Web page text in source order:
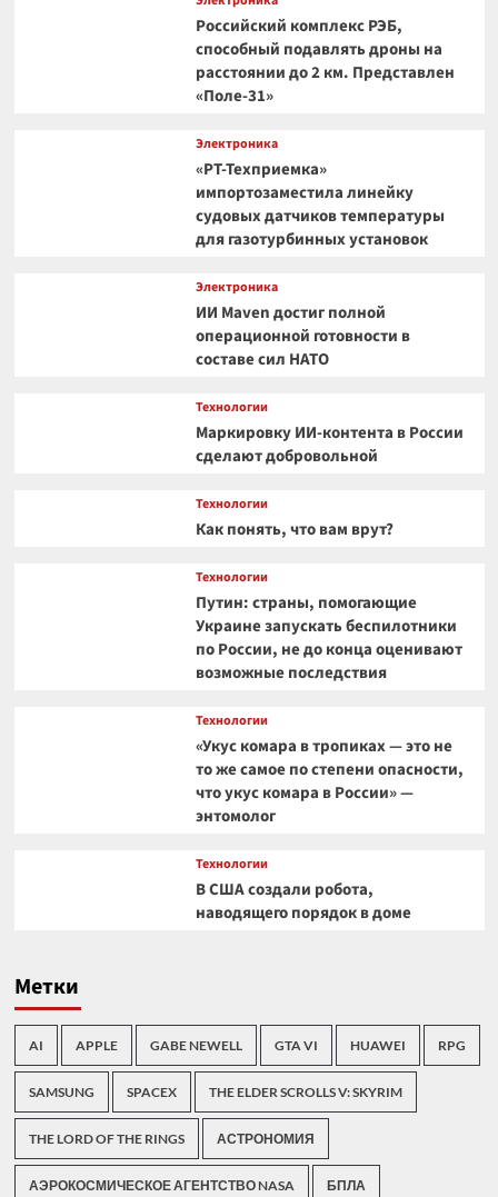
Российский комплекс РЭБ,
способный подавлять дроны на
расстоянии до 2 км. Представлен
«Поле-31»
Электроника
«РТ-Техприемка»
импортозаместила линейку
судовых датчиков температуры
для газотурбинных установок
Электроника
ИИ Maven достиг полной
операционной готовности в
составе сил НАТО
Технологии
Маркировку ИИ-контента в России
сделают добровольной
Технологии
Как понять, что вам врут?
Технологии
Путин: страны, помогающие
Украине запускать беспилотники
по России, не до конца оценивают
возможные последствия
Технологии
«Укус комара в тропиках — это не
то же самое по степени опасности,
что укус комара в России» —
энтомолог
Технологии
В США создали робота,
наводящего порядок в доме
Метки
AI APPLE GABE NEWELL GTA VI HUAWEI RPG
SAMSUNG SPACEX THE ELDER SCROLLS V: SKYRIM
THE LORD OF THE RINGS АСТРОНОМИЯ
АЭРОКОСМИЧЕСКОЕ АГЕНТСТВО NASA БПЛА